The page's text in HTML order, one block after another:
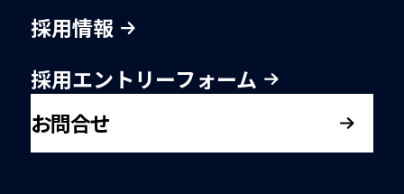
採用情報
採用エントリーフォーム
お問合せ